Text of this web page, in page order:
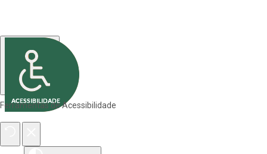
Ferramentas de Acessibilidade